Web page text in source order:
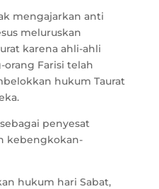
mengajarkan anti
meluruskan
karena ahli-ahli
orang Farisi telah
hukum Taurat
penyesat
kebengkokan-
hukum hari Sabat,